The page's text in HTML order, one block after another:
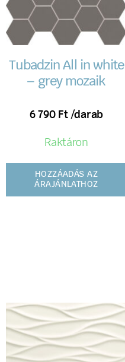
Tubadzin All in white
– grey mozaik
6 790 Ft /darab
Raktáron
HOZZÁADÁS AZ
ÁRAJÁNLATHOZ